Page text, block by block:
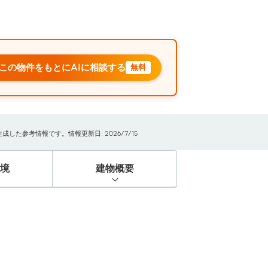
の物件をもとにAIに相談する 無料
した参考情報です。情報更新日: 2026/7/15
建物概要